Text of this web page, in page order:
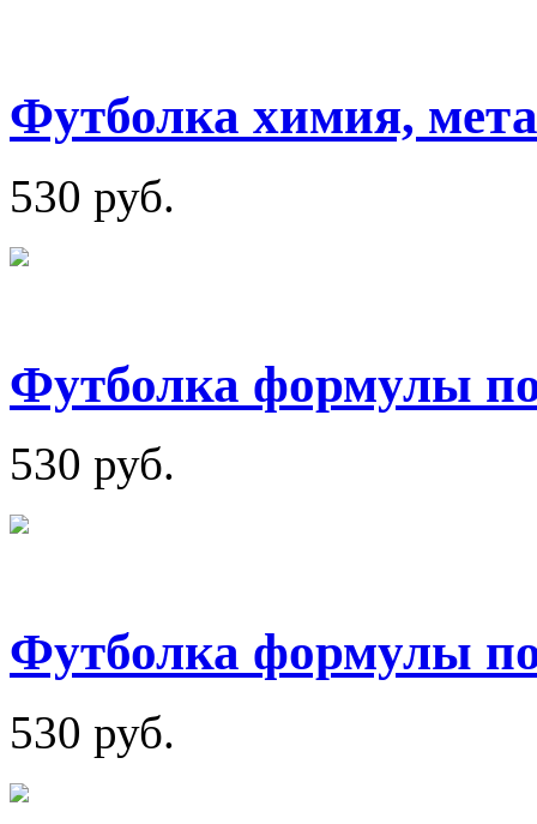
Футболка химия,
530 руб.
Футболка формулы
530 руб.
Футболка формулы
530 руб.